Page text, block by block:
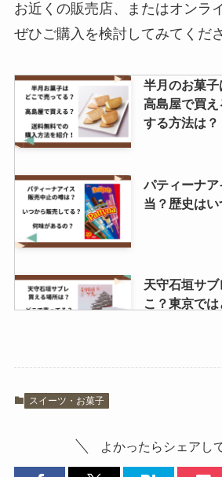
uccドリップ
ストコで買え
る？値段は
ポテりこ ど
で購入可能？
お近くの販売店、またはオンラ
ぜひご購入を検討してみてくださ
半月のお菓子
高島屋で買
する方法は？
パティーナ
当？歴史はい
天守石垣サ
こ？東京で
スイーツ・お菓子
よかったらシェアし